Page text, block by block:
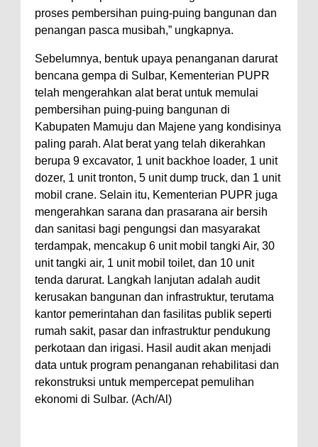
proses pembersihan puing-puing bangunan dan
penangan pasca musibah,” ungkapnya.
Sebelumnya, bentuk upaya penanganan darurat
bencana gempa di Sulbar, Kementerian PUPR
telah mengerahkan alat berat untuk memulai
pembersihan puing-puing bangunan di
Kabupaten Mamuju dan Majene yang kondisinya
paling parah. Alat berat yang telah dikerahkan
berupa 9 excavator, 1 unit backhoe loader, 1 unit
dozer, 1 unit tronton, 5 unit dump truck, dan 1 unit
mobil crane. Selain itu, Kementerian PUPR juga
mengerahkan sarana dan prasarana air bersih
dan sanitasi bagi pengungsi dan masyarakat
terdampak, mencakup 6 unit mobil tangki Air, 30
unit tangki air, 1 unit mobil toilet, dan 10 unit
tenda darurat. Langkah lanjutan adalah audit
kerusakan bangunan dan infrastruktur, terutama
kantor pemerintahan dan fasilitas publik seperti
rumah sakit, pasar dan infrastruktur pendukung
perkotaan dan irigasi. Hasil audit akan menjadi
data untuk program penanganan rehabilitasi dan
rekonstruksi untuk mempercepat pemulihan
ekonomi di Sulbar. (Ach/Al)